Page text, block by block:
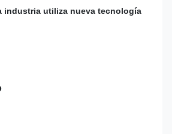
industria utiliza nueva tecnología